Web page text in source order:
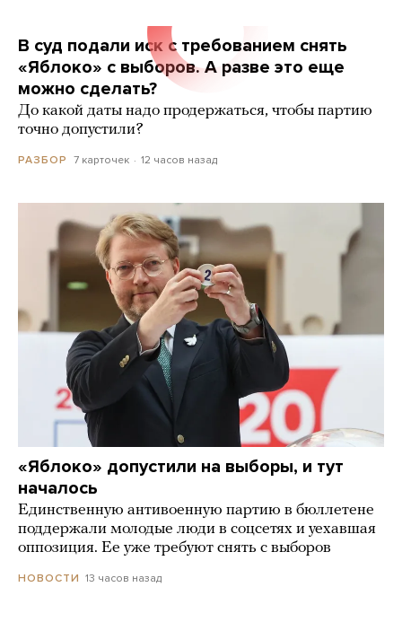
В суд подали иск с требованием снять
«Яблоко» с выборов. А разве это еще
можно сделать?
До какой даты надо продержаться, чтобы партию
точно допустили?
РАЗБОР 7 карточек 12 часов назад
«Яблоко» допустили на выборы, и тут
началось
Единственную антивоенную партию в бюллетене
поддержали молодые люди в соцсетях и уехавшая
оппозиция. Ее уже требуют снять с выборов
НОВОСТИ 13 часов назад